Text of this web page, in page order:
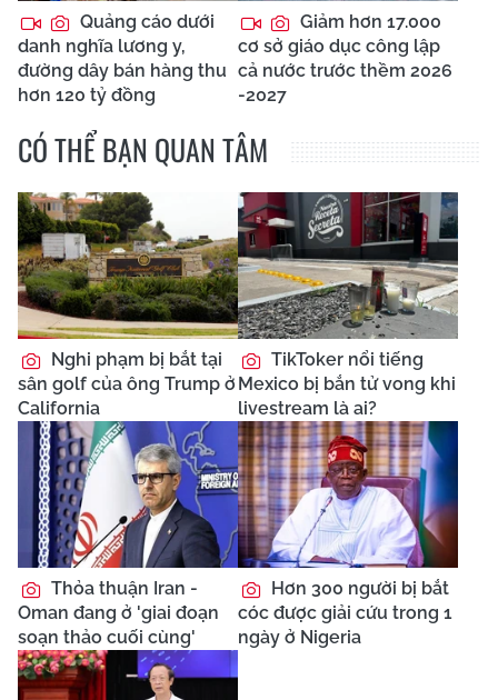
Quảng cáo dưới
danh nghĩa lương y,
đường dây bán hàng thu
hơn 120 tỷ đồng
Giảm hơn 17.000
cơ sở giáo dục công lập
cả nước trước thềm 2026
-2027
CÓ THỂ BẠN QUAN TÂM
Nghi phạm bị bắt tại
sân golf của ông Trump ở
California
TikToker nổi tiếng
Mexico bị bắn tử vong khi
livestream là ai?
Thỏa thuận Iran -
Oman đang ở 'giai đoạn
soạn thảo cuối cùng'
Hơn 300 người bị bắt
cóc được giải cứu trong 1
ngày ở Nigeria